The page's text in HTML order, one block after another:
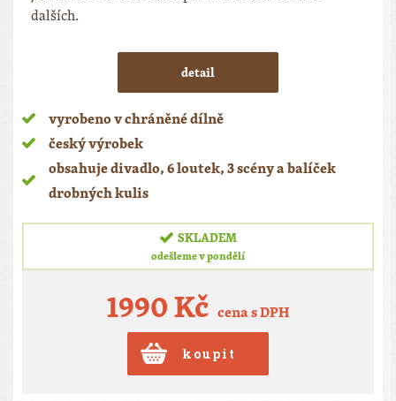
dalších.
detail
vyrobeno v chráněné dílně
český výrobek
obsahuje divadlo, 6 loutek, 3 scény a balíček
drobných kulis
SKLADEM
odešleme v pondělí
1990 Kč cena s DPH